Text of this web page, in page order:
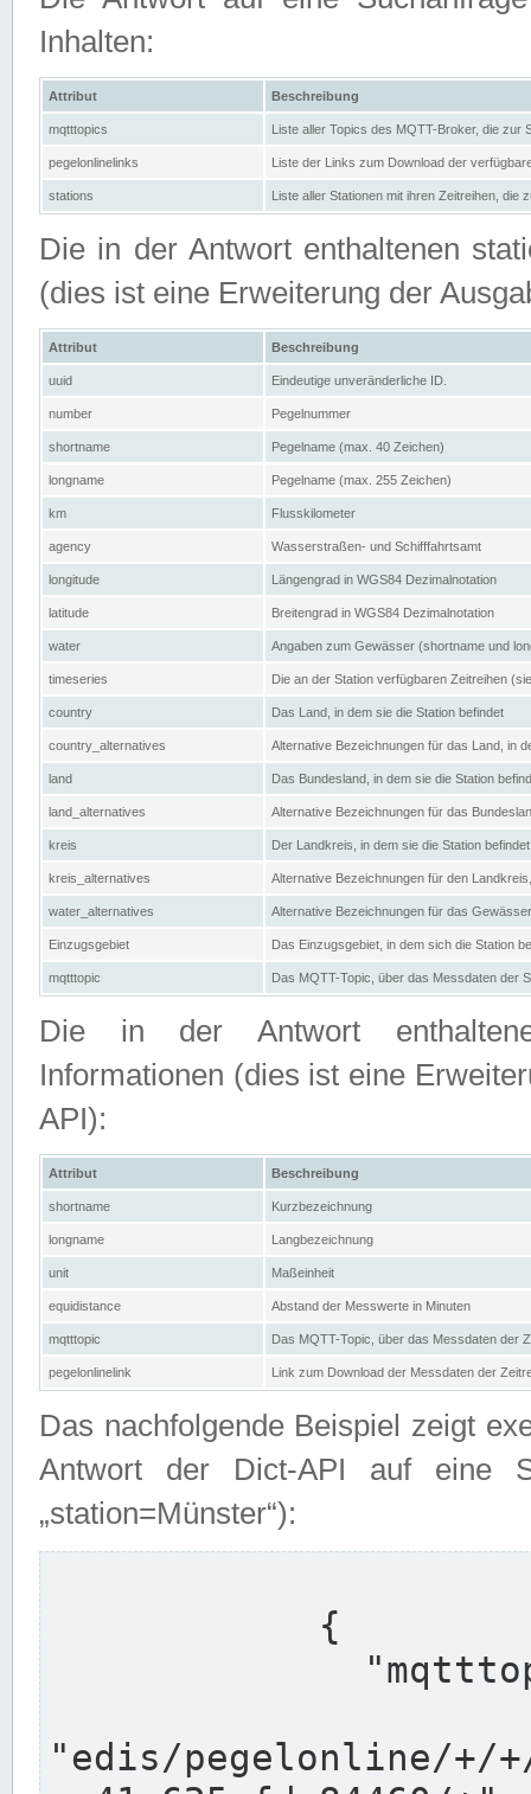
Inhalten:
Attribut Beschreibung
mqtttopics Liste aller Topics des MQTT-Broker, die zur
pegelonlinelinks Liste der Links zum Download der
stations Liste aller Stationen mit ihren Zeitreihen, die
Die in der Antwort enthaltenen
(dies ist eine Erweiterung der
Attribut Beschreibung
uuid Eindeutige unveränderliche ID.
number Pegelnummer
shortname Pegelname (max. 40 Zeichen)
longname Pegelname (max. 255 Zeichen)
km Flusskilometer
agency Wasserstraßen- und Schifffahrtsamt
longitude Längengrad in WGS84 Dezimalnotation
latitude Breitengrad in WGS84 Dezimalnotation
water Angaben zum Gewässer (shortname und
timeseries Die an der Station verfügbaren Zeitreihen
country Das Land, in dem sie die Station befindet
country_alternatives Alternative Bezeichnungen für das Land, in
land Das Bundesland, in dem sie die Station
land_alternatives Alternative Bezeichnungen für das
kreis Der Landkreis, in dem sie die Station befindet
kreis_alternatives Alternative Bezeichnungen für den
water_alternatives Alternative Bezeichnungen für das
Einzugsgebiet Das Einzugsgebiet, in dem sich die Station
mqtttopic Das MQTT-Topic, über das Messdaten der
Die in der Antwort
Informationen (dies ist eine
API):
Attribut Beschreibung
shortname Kurzbezeichnung
longname Langbezeichnung
unit Maßeinheit
equidistance Abstand der Messwerte in Minuten
mqtttopic Das MQTT-Topic, über das Messdaten der
pegelonlinelink Link zum Download der Messdaten der
Das nachfolgende Beispiel zeigt
Antwort der Dict-API auf eine
„station=Münster“):
"edis/pegelonline/+/